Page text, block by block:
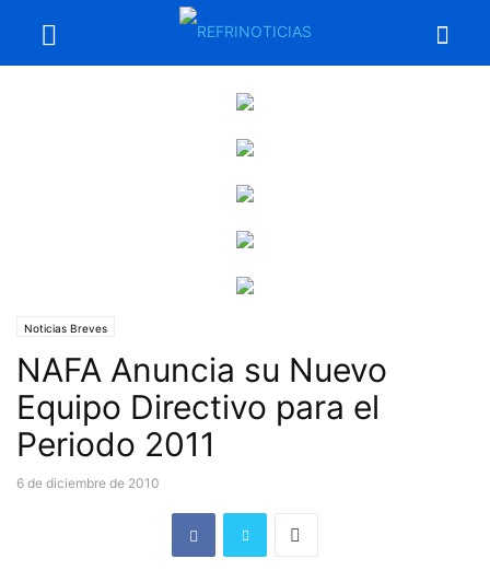
Noticias Breves
NAFA Anuncia su Nuevo
Equipo Directivo para el
Periodo 2011
6 de diciembre de 2010